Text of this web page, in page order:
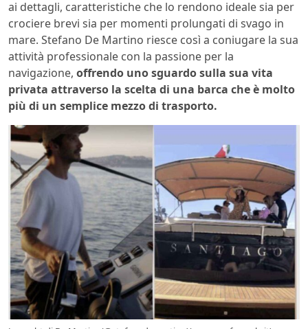
ai dettagli, caratteristiche che lo rendono ideale sia per
crociere brevi sia per momenti prolungati di svago in
mare. Stefano De Martino riesce così a coniugare la sua
attività professionale con la passione per la
navigazione, offrendo uno sguardo sulla sua vita
privata attraverso la scelta di una barca che è molto
più di un semplice mezzo di trasporto.